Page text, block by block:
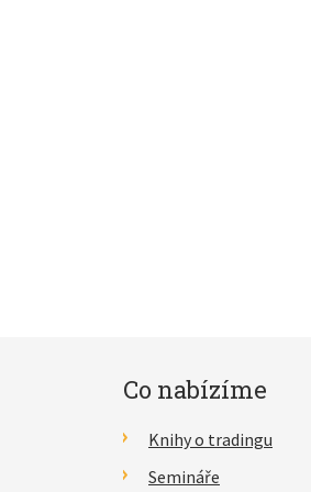
Co nabízíme
Knihy o tradingu
Semináře